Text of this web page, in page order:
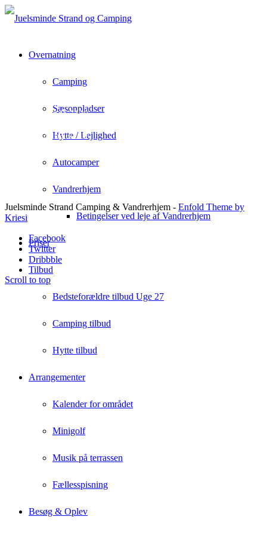
Overnatning
Camping
Sæsonpladser
Hytte / Lejlighed
Autocamper
Vandrerhjem
Betingelser ved leje af Vandrerhjem
Priser
Tilbud
Bedsteforældre tilbud Uge 27
Camping tilbud
Hytte tilbud
Arrangementer
Kalender for området
Minigolf
Musik på terrassen
Fællesspisning
Besøg & Oplev
Rousthøjs Allè 1
Juelsminde 7130
+45 75 69 32 10
Juelsminde Strand Camping & Vandrerhjem - Enfold Theme by
Kriesi
Facebook
Twitter
Dribbble
Scroll to top